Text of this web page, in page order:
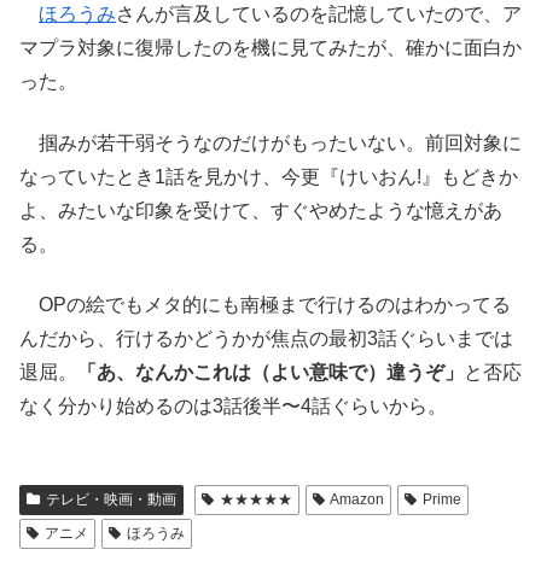
ほろうみさんが言及しているのを記憶していたので、ア
マプラ対象に復帰したのを機に見てみたが、確かに面白か
った。
掴みが若干弱そうなのだけがもったいない。前回対象に
なっていたとき1話を見かけ、今更『けいおん!』もどきか
よ、みたいな印象を受けて、すぐやめたような憶えがあ
る。
OPの絵でもメタ的にも南極まで行けるのはわかってる
んだから、行けるかどうかが焦点の最初3話ぐらいまでは
退屈。
「あ、なんかこれは（よい意味で）違うぞ」
と否応
なく分かり始めるのは3話後半〜4話ぐらいから。
テレビ・映画・動画 ★★★★★ Amazon
Prime
アニメ
ほろうみ